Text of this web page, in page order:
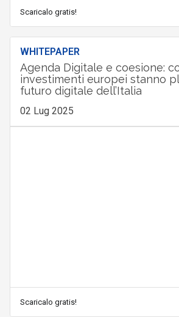
Scaricalo gratis!
WHITEPAPER
Agenda Digitale e coesione:
investimenti europei stanno
futuro digitale dell’Italia
02 Lug 2025
Scaricalo gratis!